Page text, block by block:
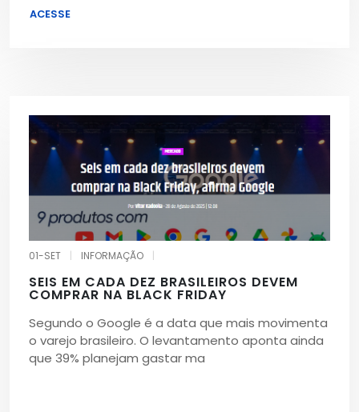
ACESSE
01-SET INFORMAÇÃO
SEIS EM CADA DEZ BRASILEIROS DEVEM
COMPRAR NA BLACK FRIDAY
Segundo o Google é a data que mais movimenta
o varejo brasileiro. O levantamento aponta ainda
que 39% planejam gastar ma